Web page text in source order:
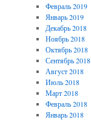
Февраль 2019
Январь 2019
Декабрь 2018
Ноябрь 2018
Октябрь 2018
Сентябрь 2018
Август 2018
Июль 2018
Март 2018
Февраль 2018
Январь 2018